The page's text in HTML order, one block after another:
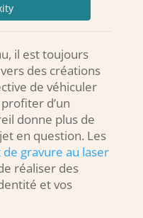
il est toujours
des créations
de véhiculer
d’un
donne plus de
en question. Les
gravure au laser
réaliser des
et vos